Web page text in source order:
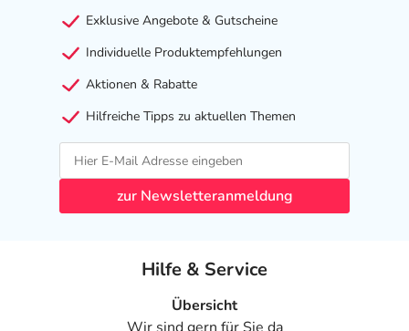
Exklusive Angebote & Gutscheine
Individuelle Produktempfehlungen
Aktionen & Rabatte
Hilfreiche Tipps zu aktuellen Themen
zur Newsletteranmeldung
Hilfe & Service
Übersicht